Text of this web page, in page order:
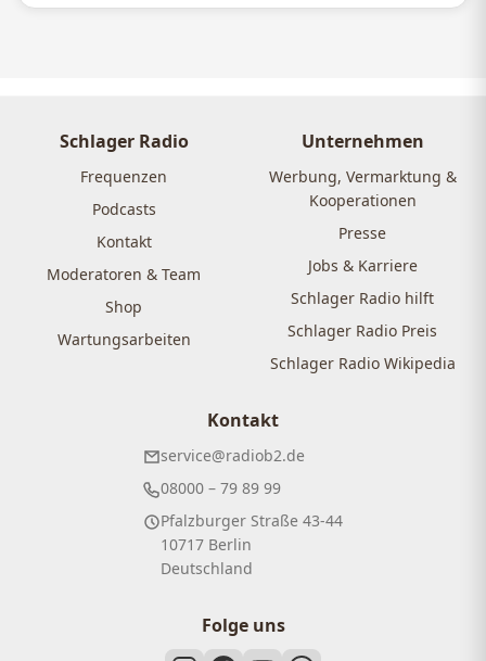
Schlager Radio
Frequenzen
Podcasts
Kontakt
Moderatoren & Team
Shop
Wartungsarbeiten
Unternehmen
Werbung, Vermarktung &
Kooperationen
Presse
Jobs & Karriere
Schlager Radio hilft
Schlager Radio Preis
Schlager Radio Wikipedia
Kontakt
service@radiob2.de
08000 – 79 89 99
Pfalzburger Straße 43-44
10717 Berlin
Deutschland
Folge uns